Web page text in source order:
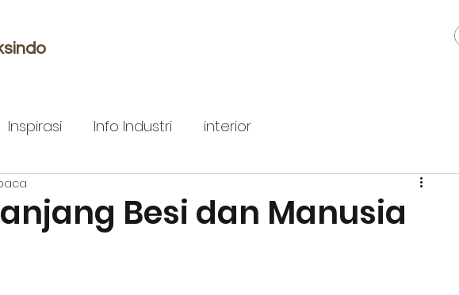
Inspirasi Info Industri interior
Besi dan Manusia